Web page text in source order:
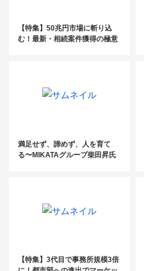
【特集】50兆円市場に斬り込
む！最新・相続案件獲得の極意
満足せず、諦めず、人を育て
る〜MIKATAグループ柴田昇氏
【特集】3代目で事務所規模3倍